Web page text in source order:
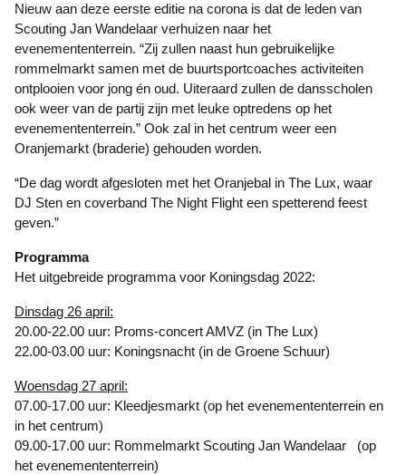
Nieuw aan deze eerste editie na corona is dat de leden van
Scouting Jan Wandelaar verhuizen naar het
evenemententerrein. “Zij zullen naast hun gebruikelijke
rommelmarkt samen met de buurtsportcoaches activiteiten
ontplooien voor jong én oud. Uiteraard zullen de dansscholen
ook weer van de partij zijn met leuke optredens op het
evenemententerrein.” Ook zal in het centrum weer een
Oranjemarkt (braderie) gehouden worden.
“De dag wordt afgesloten met het Oranjebal in The Lux, waar
DJ Sten en coverband The Night Flight een spetterend feest
geven.”
Programma
Het uitgebreide programma voor Koningsdag 2022:
Dinsdag 26 april:
20.00-22.00 uur: Proms-concert AMVZ (in The Lux)
22.00-03.00 uur: Koningsnacht (in de Groene Schuur)
Woensdag 27 april:
07.00-17.00 uur: Kleedjesmarkt (op het evenemententerrein en
in het centrum)
09.00-17.00 uur: Rommelmarkt Scouting Jan Wandelaar (op
het evenemententerrein)